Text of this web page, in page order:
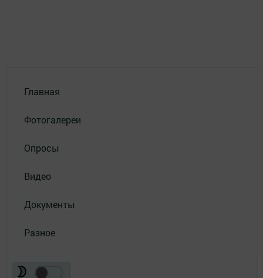
Главная
Фотогалереи
Опросы
Видео
Документы
Разное